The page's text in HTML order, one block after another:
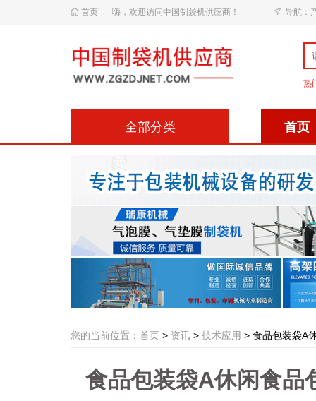
首页 嗨，欢迎访问中国制袋机供应商！ 导航：
热
全部分类 首页
您的当前位置： 首页 > 资讯 > 技术应用 > 食品包装袋A
食品包装袋A休闲食品